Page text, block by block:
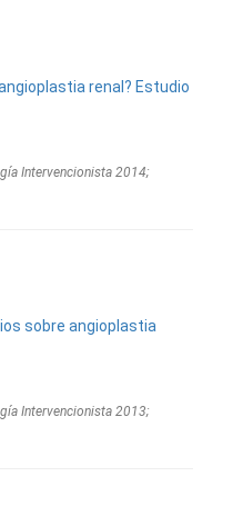
renal? Estudio
Intervencionista 2014;
sobre angioplastia
Intervencionista 2013;